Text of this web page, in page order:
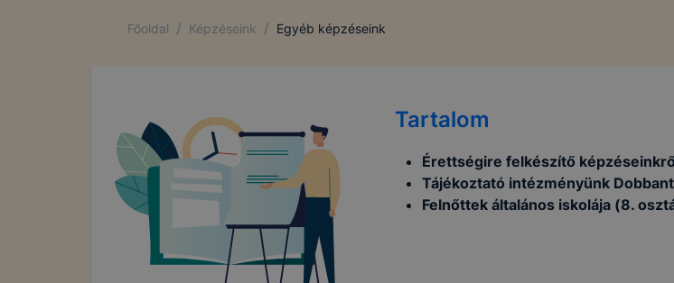
Főoldal / Képzéseink / Egyéb képzéseink
Tartalom
Érettségire felkészítő
Tájékoztató intézményünk
Felnőttek általános iskolája (8.